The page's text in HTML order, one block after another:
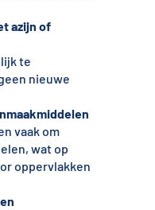
azijn of
te
nieuwe
vaak om
wat op
oppervlakken